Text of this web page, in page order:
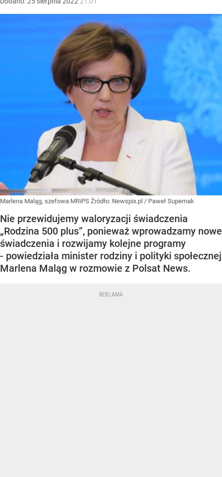
Marlena Maląg, szefowa MRiPS Źródło: Newspix.pl / Paweł Supernak
Nie przewidujemy waloryzacji świadczenia
„Rodzina 500 plus”, ponieważ wprowadzamy nowe
świadczenia i rozwijamy kolejne programy
- powiedziała minister rodziny i polityki społecznej
Marlena Maląg w rozmowie z Polsat News.